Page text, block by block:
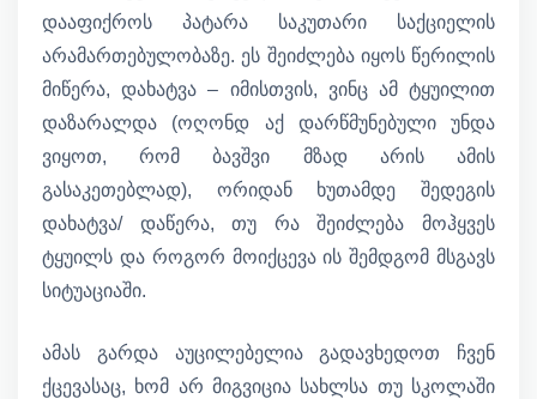
დააფიქროს პატარა საკუთარი საქციელის
არამართებულობაზე. ეს შეიძლება იყოს წერილის
მიწერა, დახატვა – იმისთვის, ვინც ამ ტყუილით
დაზარალდა (ოღონდ აქ დარწმუნებული უნდა
ვიყოთ, რომ ბავშვი მზად არის ამის
გასაკეთებლად), ორიდან ხუთამდე შედეგის
დახატვა/ დაწერა, თუ რა შეიძლება მოჰყვეს
ტყუილს და როგორ მოიქცევა ის შემდგომ მსგავს
სიტუაციაში.
ამას გარდა აუცილებელია გადავხედოთ ჩვენ
ქცევასაც, ხომ არ მიგვიცია სახლსა თუ სკოლაში